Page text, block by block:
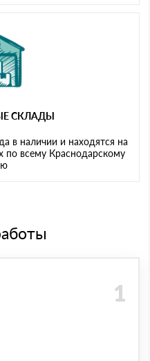
СКЛАДЫ
в наличии и находятся на
по всему Краснодарскому